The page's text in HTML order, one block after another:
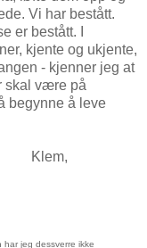
Vi har bestått.
er bestått. I
kjente og ukjente,
- kjenner jeg at
skal være på
begynne å leve
jeg dessverre ikke